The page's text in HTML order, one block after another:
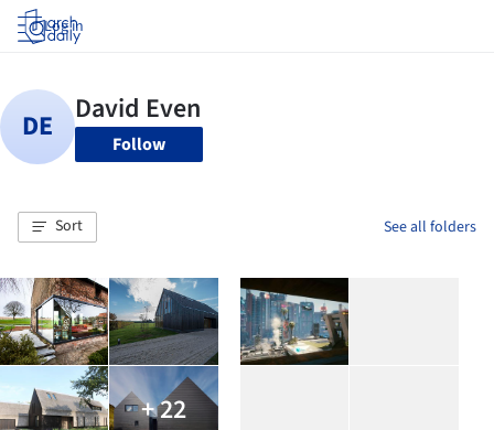
Log in
Follow
Sort See all folders
+ 22